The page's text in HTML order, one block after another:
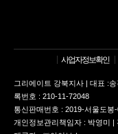
사업자정보확인
그리에이트 강북지사 | 대표 :
록번호 : 210-11-72048
통신판매번호 : 2019-서울도봉
개인정보관리책임자 : 박영미 |